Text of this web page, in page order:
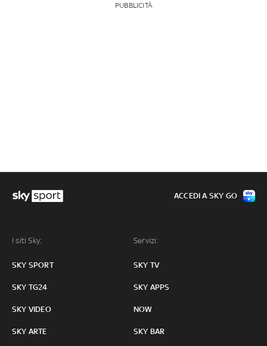
PUBBLICITÀ
I siti Sky:
SKY SPORT
SKY TG24
SKY VIDEO
SKY ARTE
Servizi:
SKY TV
SKY APPS
NOW
SKY BAR
ACCEDI A SKY GO